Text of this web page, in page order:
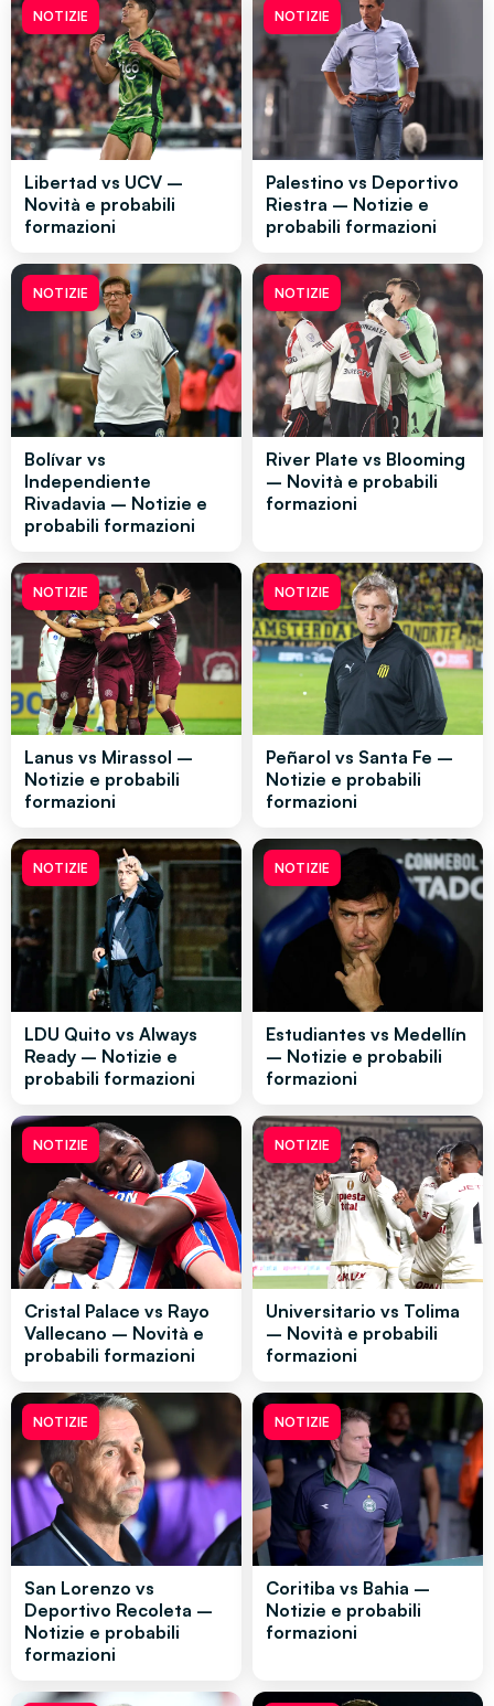
NOTIZIE
Libertad vs UCV –
Novità e probabili
formazioni
NOTIZIE
Palestino vs Deportivo
Riestra – Notizie e
probabili formazioni
NOTIZIE
Bolívar vs
Independiente
Rivadavia – Notizie e
probabili formazioni
NOTIZIE
River Plate vs Blooming
– Novità e probabili
formazioni
NOTIZIE
Lanus vs Mirassol –
Notizie e probabili
formazioni
NOTIZIE
Peñarol vs Santa Fe –
Notizie e probabili
formazioni
NOTIZIE
LDU Quito vs Always
Ready – Notizie e
probabili formazioni
NOTIZIE
Estudiantes vs Medellín
– Notizie e probabili
formazioni
NOTIZIE
Cristal Palace vs Rayo
Vallecano – Novità e
probabili formazioni
NOTIZIE
Universitario vs Tolima
– Novità e probabili
formazioni
NOTIZIE
San Lorenzo vs
Deportivo Recoleta –
Notizie e probabili
formazioni
NOTIZIE
Coritiba vs Bahia –
Notizie e probabili
formazioni